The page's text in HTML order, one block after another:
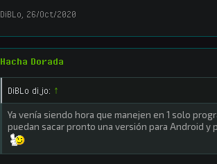
DiBLo 26/Oct/2020
Hacha Dorada
DiBLo dijo: ↑
Ya venía siendo hora que manejen en 1 solo
puedan sacar pronto una versión para Android y